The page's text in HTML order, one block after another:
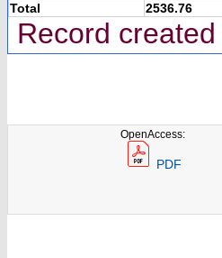
Total
2536.76
Record
OpenAccess:
PDF